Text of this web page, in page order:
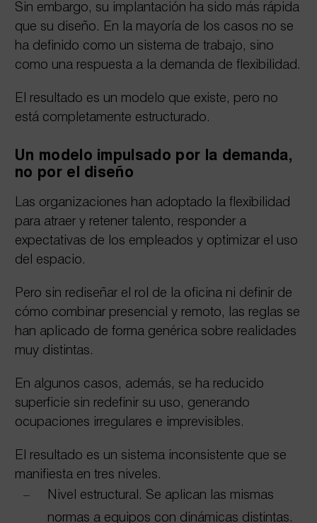
Sin embargo, su implantación ha sido más rápida
que su diseño. En la mayoría de los casos no se
ha definido como un sistema de trabajo, sino
como una respuesta a la demanda de flexibilidad.
El resultado es un modelo que existe, pero no
está completamente estructurado.
Un modelo impulsado por la demanda,
no por el diseño
Las organizaciones han adoptado la flexibilidad
para atraer y retener talento, responder a
expectativas de los empleados y optimizar el uso
del espacio.
Pero sin rediseñar el rol de la oficina ni definir de
cómo combinar presencial y remoto, las reglas se
han aplicado de forma genérica sobre realidades
muy distintas.
En algunos casos, además, se ha reducido
superficie sin redefinir su uso, generando
ocupaciones irregulares e imprevisibles.
El resultado es un sistema inconsistente que se
manifiesta en tres niveles.
Nivel estructural. Se aplican las mismas
normas a equipos con dinámicas distintas.